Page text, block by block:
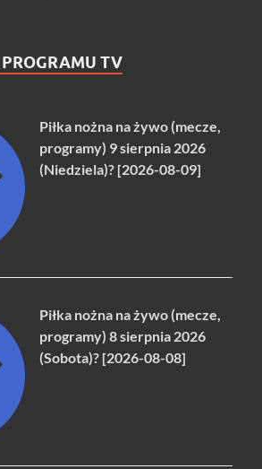
PROGRAMU TV
Piłka nożna na żywo (mecze,
programy) 9 sierpnia 2026
(Niedziela)? [2026-08-09]
Piłka nożna na żywo (mecze,
programy) 8 sierpnia 2026
(Sobota)? [2026-08-08]